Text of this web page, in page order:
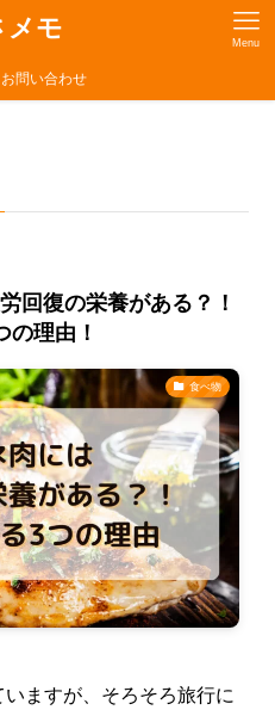
メモ Menu
お問い合わせ
回復の栄養がある？！
の理由！
食べ物
ますが、そろそろ旅行に